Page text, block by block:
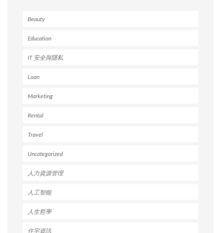
Beauty
Education
IT 安全與隱私
Loan
Marketing
Rental
Travel
Uncategorized
人力資源管理
人工智能
人生哲學
住宅資訊